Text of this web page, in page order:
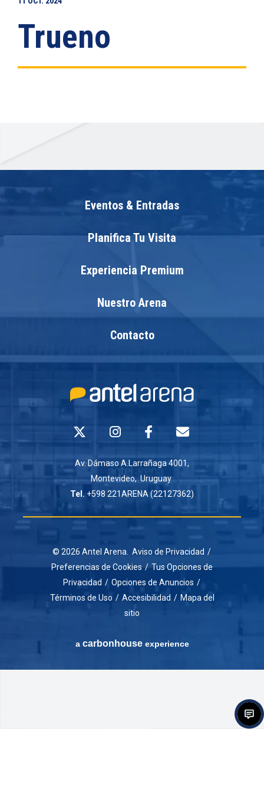
Trueno
Eventos & Entradas
Planifica Tu Visita
Experiencia Premium
Nuestro Arena
Contacto
Av. Dámaso A.Larrañaga 4001,
Montevideo, Uruguay
Tel. +598 221ARENA (22127362)
© 2026 Antel Arena. Aviso de Privacidad /
Preferencias de Cookies / Tus Opciones de
Privacidad / Opciones de Anuncios /
Términos de Uso / Accesibilidad / Mapa del
sitio
a carbon houseexperience